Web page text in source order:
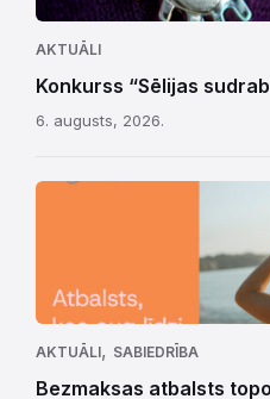
AKTUĀLI
Konkurss “Sēlijas
6. augusts, 2026.
AKTUĀLI, SABIEDRĪBA
Bezmaksas atbalsts